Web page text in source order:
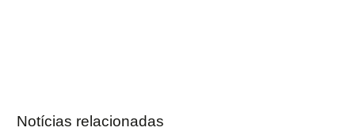
Notícias relacionadas